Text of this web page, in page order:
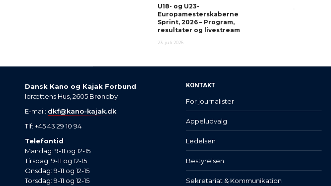
U18- og U23-
Europamesterskaberne
Sprint, 2026 – Program,
resultater og livestream
23. juli 2026
Dansk Kano og Kajak Forbund
Idrættens Hus, 2605 Brøndby
E-mail: dkf@kano-kajak.dk
Tlf: +45 43 29 10 94
Telefontid
Mandag: 9-11 og 12-15
Tirsdag: 9-11 og 12-15
Onsdag: 9-11 og 12-15
Torsdag: 9-11 og 12-15
KONTAKT
For journalister
Appeludvalg
Ledelsen
Bestyrelsen
Sekretariat & Kommunikation